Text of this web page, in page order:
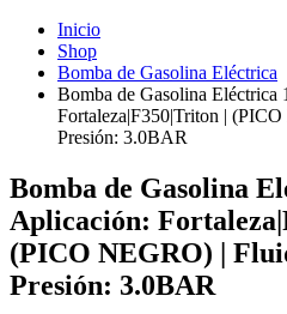
Inicio
Shop
Bomba de Gasolina Eléctrica
Bomba de Gasolina
Fortaleza|F350|Triton |
Presión: 3.0BAR
Bomba de Gasolina
Aplicación:
(PICO NEGRO) |
Presión: 3.0BAR